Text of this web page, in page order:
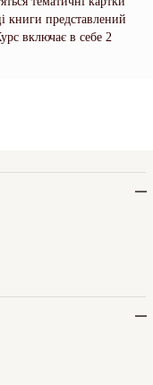
книги представлений
включає в себе 2